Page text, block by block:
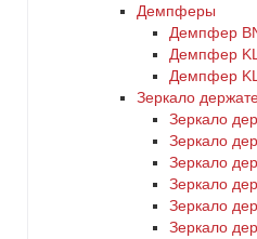
Демпферы
Демпфер
Демпфер
Демпфер
Зеркало
Зеркало
Зеркало
Зеркало
Зеркало
Зеркало
Зеркало